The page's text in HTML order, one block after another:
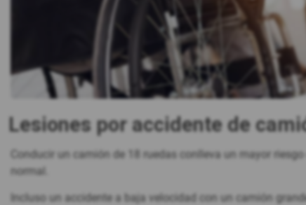
Lesiones por accidente de
Conducir un camión de 18 ruedas conlleva un mayor
normal.
Incluso un accidente a baja velocidad con un camión